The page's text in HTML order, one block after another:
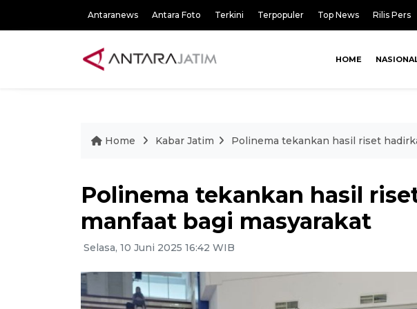
Antaranews Antara Foto Terkini Terpopuler Top News Rilis Pers
HOME
Home Kabar Jatim Polinema tekankan hasil riset
Polinema tekankan hasil
manfaat bagi masyarakat
Selasa, 10 Juni 2025 16:42 WIB